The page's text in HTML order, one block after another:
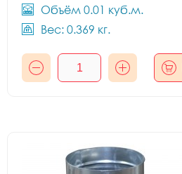
Объём 0.01 куб.м.
Вес: 0.369 кг.